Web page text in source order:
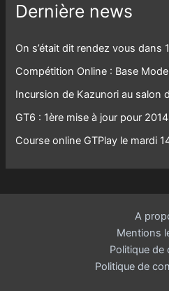
Dernière news
On s’était dit rendez vous dans
Compétition Online : Base
Incursion de Kazunori au salon
GT6 : 1ère mise à jour pour 2014
Course online GTPlay le mardi
A
Mentions
Politique de
Politique de